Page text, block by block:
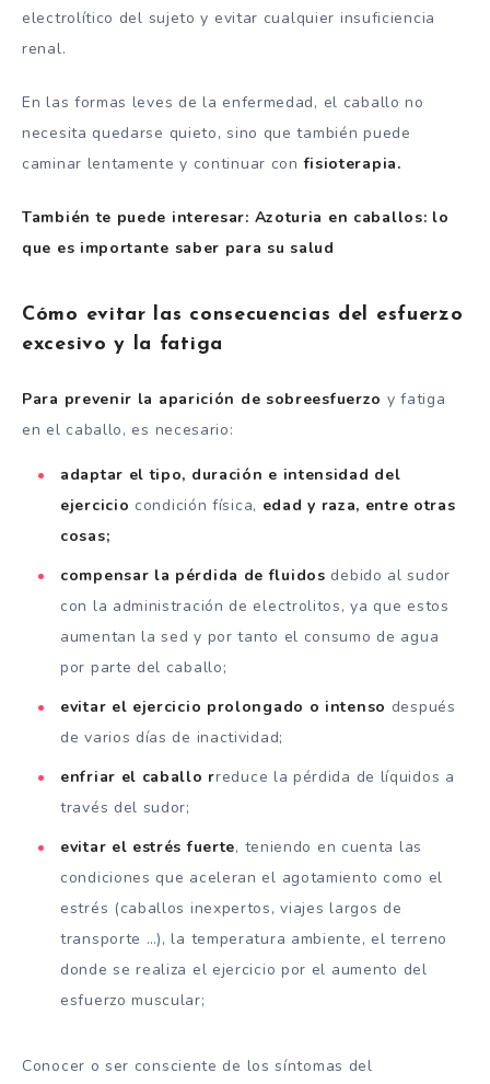
electrolítico del sujeto y evitar cualquier insuficiencia
renal.
En las formas leves de la enfermedad, el caballo no
necesita quedarse quieto, sino que también puede
caminar lentamente y continuar con fisioterapia.
También te puede interesar: Azoturia en caballos: lo
que es importante saber para su salud
Cómo evitar las consecuencias del esfuerzo
excesivo y la fatiga
Para prevenir la aparición de sobreesfuerzo y fatiga
en el caballo, es necesario:
adaptar el tipo, duración e intensidad del
ejercicio condición física, edad y raza, entre otras
cosas;
compensar la pérdida de fluidos debido al sudor
con la administración de electrolitos, ya que estos
aumentan la sed y por tanto el consumo de agua
por parte del caballo;
evitar el ejercicio prolongado o intenso después
de varios días de inactividad;
enfriar el caballo rreduce la pérdida de líquidos a
través del sudor;
evitar el estrés fuerte, teniendo en cuenta las
condiciones que aceleran el agotamiento como el
estrés (caballos inexpertos, viajes largos de
transporte …), la temperatura ambiente, el terreno
donde se realiza el ejercicio por el aumento del
esfuerzo muscular;
Conocer o ser consciente de los síntomas del